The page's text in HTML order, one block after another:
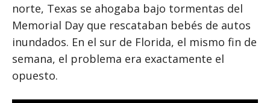
norte, Texas se ahogaba bajo tormentas del
Memorial Day que rescataban bebés de autos
inundados. En el sur de Florida, el mismo fin de
semana, el problema era exactamente el
opuesto.